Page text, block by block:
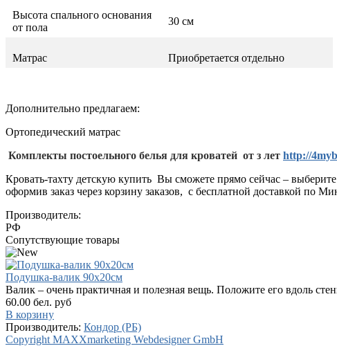
Высота спального основания
от пола
30 см
Матрас Приобретается отдельно
Дополнительно предлагаем:
Ортопедический матраc
Комплекты постоельного белья для кроватей от з лет http://
Кровать-тахту детскую купить Вы сможете прямо сейчас –
оформив заказ через корзину заказов, с бесплатной доставкой по
Производитель:
РФ
Сопутствующие товары
Подушка-валик 90х20см
Валик – очень практичная и полезная вещь. Положите его вдоль
60.00 бел. руб
В корзину
Производитель: Кондор (РБ)
Copyright MAXXmarketing Webdesigner GmbH